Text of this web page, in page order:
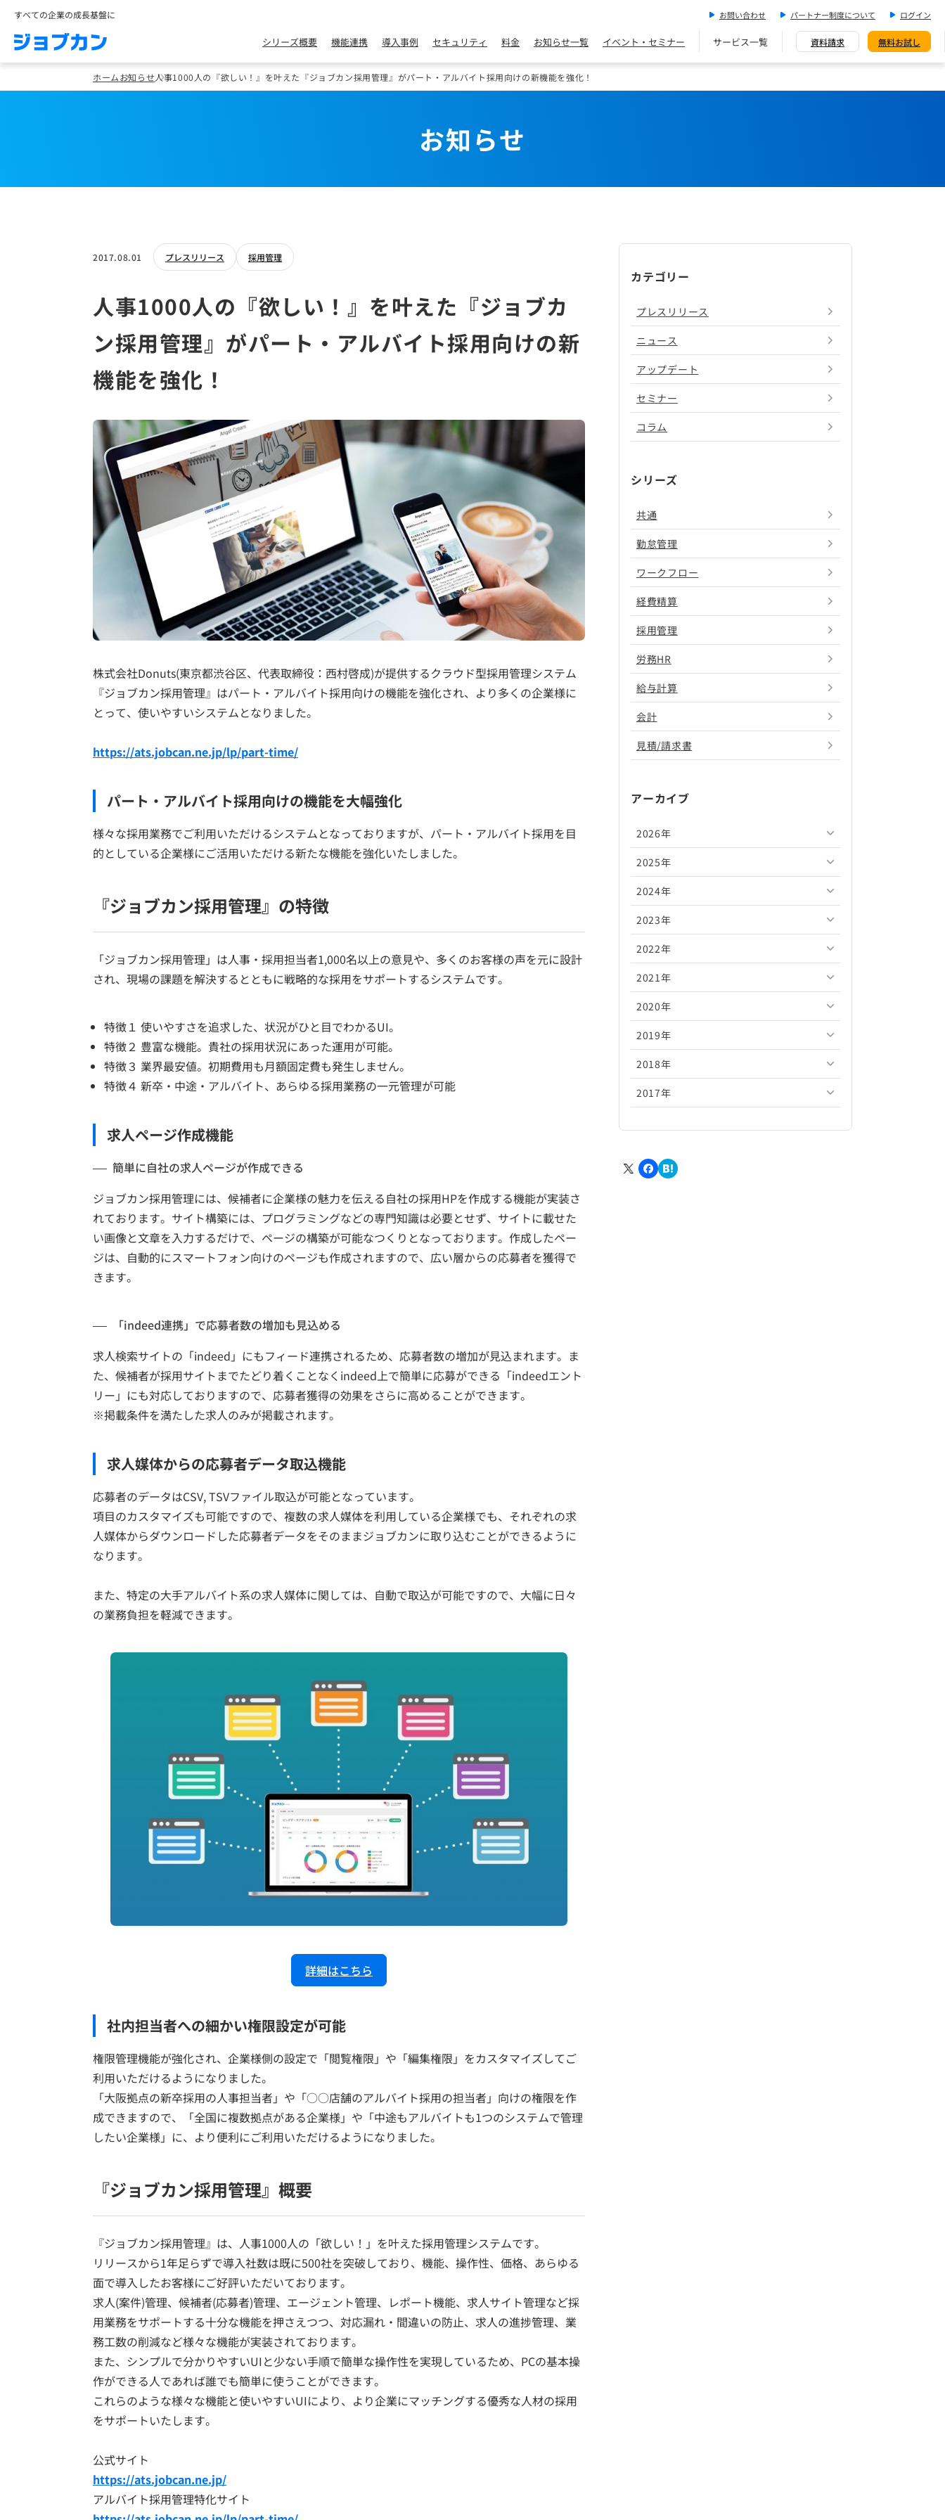
すべての企業の成長基盤に お問い合わせ パートナー制度について ログイン
シリーズ概要 機能連携 導入事例 セキュリティ 料金 お知らせ一覧 イベント・セミナー サービス一覧 資料請求 無料お試し
ホームお知らせ人事1000人の『欲しい！』を叶えた『ジョブカン採用管理』がパート・アルバイト採用向けの新機能を強化！
お知らせ
2017.08.01 プレスリリース 採用管理
人事1000人の『欲しい！』を叶えた『ジョブカ
ン採用管理』がパート・アルバイト採用向けの新
機能を強化！
株式会社Donuts(東京都渋谷区、代表取締役：西村啓成)が提供するクラウド型採用管理システム
『ジョブカン採用管理』はパート・アルバイト採用向けの機能を強化され、より多くの企業様に
とって、使いやすいシステムとなりました。
https://ats.jobcan.ne.jp/lp/part-time/
パート・アルバイト採用向けの機能を大幅強化
様々な採用業務でご利用いただけるシステムとなっておりますが、パート・アルバイト採用を目
的としている企業様にご活用いただける新たな機能を強化いたしました。
『ジョブカン採用管理』の特徴
「ジョブカン採用管理」は人事・採用担当者1,000名以上の意見や、多くのお客様の声を元に設計
され、現場の課題を解決するとともに戦略的な採用をサポートするシステムです。
特徴１ 使いやすさを追求した、状況がひと目でわかるUI。
特徴２ 豊富な機能。貴社の採用状況にあった運用が可能。
特徴３ 業界最安値。初期費用も月額固定費も発生しません。
特徴４ 新卒・中途・アルバイト、あらゆる採用業務の一元管理が可能
求人ページ作成機能
簡単に自社の求人ページが作成できる
ジョブカン採用管理には、候補者に企業様の魅力を伝える自社の採用HPを作成する機能が実装さ
れております。サイト構築には、プログラミングなどの専門知識は必要とせず、サイトに載せた
い画像と文章を入力するだけで、ページの構築が可能なつくりとなっております。作成したペー
ジは、自動的にスマートフォン向けのページも作成されますので、広い層からの応募者を獲得で
きます。
「indeed連携」で応募者数の増加も見込める
求人検索サイトの「indeed」にもフィード連携されるため、応募者数の増加が見込まれます。ま
た、候補者が採用サイトまでたどり着くことなくindeed上で簡単に応募ができる「indeedエント
リー」にも対応しておりますので、応募者獲得の効果をさらに高めることができます。
※掲載条件を満たした求人のみが掲載されます。
求人媒体からの応募者データ取込機能
応募者のデータはCSV, TSVファイル取込が可能となっています。
項目のカスタマイズも可能ですので、複数の求人媒体を利用している企業様でも、それぞれの求
人媒体からダウンロードした応募者データをそのままジョブカンに取り込むことができるように
なります。
また、特定の大手アルバイト系の求人媒体に関しては、自動で取込が可能ですので、大幅に日々
の業務負担を軽減できます。
詳細はこちら
社内担当者への細かい権限設定が可能
権限管理機能が強化され、企業様側の設定で「閲覧権限」や「編集権限」をカスタマイズしてご
利用いただけるようになりました。
「大阪拠点の新卒採用の人事担当者」や「○○店舗のアルバイト採用の担当者」向けの権限を作
成できますので、「全国に複数拠点がある企業様」や「中途もアルバイトも1つのシステムで管理
したい企業様」に、より便利にご利用いただけるようになりました。
『ジョブカン採用管理』概要
『ジョブカン採用管理』は、人事1000人の「欲しい！」を叶えた採用管理システムです。
リリースから1年足らずで導入社数は既に500社を突破しており、機能、操作性、価格、あらゆる
面で導入したお客様にご好評いただいております。
求人(案件)管理、候補者(応募者)管理、エージェント管理、レポート機能、求人サイト管理など採
用業務をサポートする十分な機能を押さえつつ、対応漏れ・間違いの防止、求人の進捗管理、業
務工数の削減など様々な機能が実装されております。
また、シンプルで分かりやすいUIと少ない手順で簡単な操作性を実現しているため、PCの基本操
作ができる人であれば誰でも簡単に使うことができます。
これらのような様々な機能と使いやすいUIにより、より企業にマッチングする優秀な人材の採用
をサポートいたします。
公式サイト
https://ats.jobcan.ne.jp/
アルバイト採用管理特化サイト
カテゴリー
プレスリリース
ニュース
アップデート
セミナー
コラム
シリーズ
共通
勤怠管理
ワークフロー
経費精算
採用管理
労務HR
給与計算
会計
見積/請求書
アーカイブ
2026年
2026年8月
2026年7月
2026年6月
2026年5月
2026年4月
2026年3月
2026年2月
2026年1月
2025年
2025年12月
2025年11月
2025年10月
2025年9月
2025年8月
2025年7月
2025年6月
2025年5月
2025年2月
2024年
2024年12月
2024年11月
2024年10月
2024年9月
2024年8月
2024年7月
2024年6月
2024年3月
2023年
2023年12月
2023年11月
2023年10月
2023年9月
2023年8月
2023年7月
2023年4月
2022年
2022年12月
2022年11月
2022年10月
2022年9月
2022年8月
2022年5月
2021年
2021年12月
2021年11月
2021年10月
2021年9月
2021年6月
2020年
2020年12月
2020年11月
2020年10月
2020年7月
2019年
2019年12月
2019年11月
2019年8月
2018年
2018年12月
2018年9月
2017年
2017年10月